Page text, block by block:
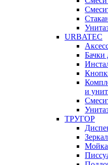
URBATEC
Бачки
и
ТРУГОР
Мойка